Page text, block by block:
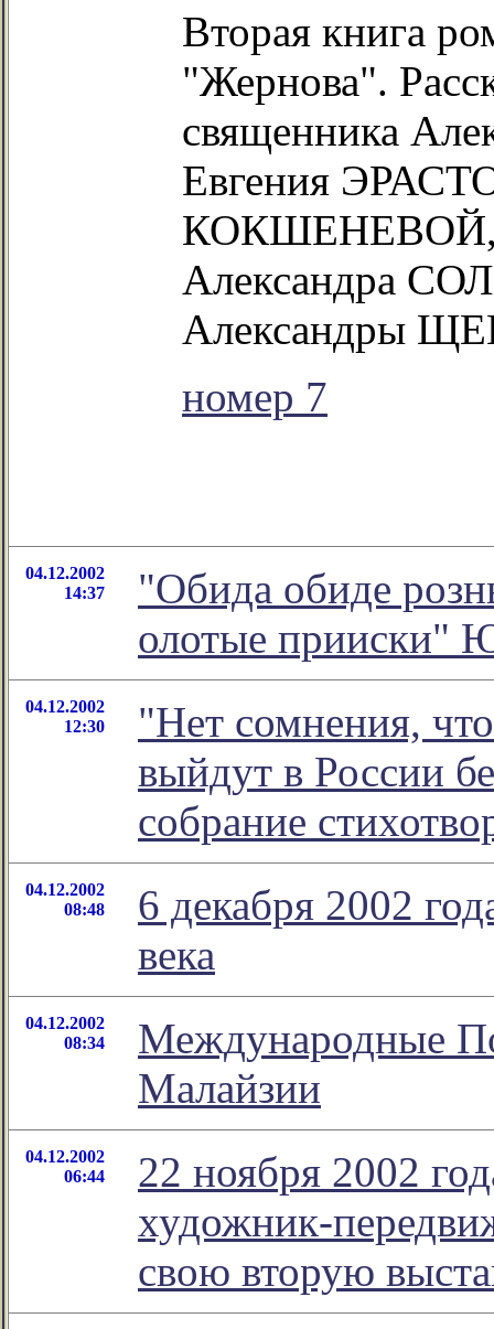
Вторая книга
"Жернова".
священника
Евгения
КОКШЕНЕВОЙ,
Александра
Александры
номер 7
04.12.2002
14:37
"Обида обиде
олотые прииски"
04.12.2002
12:30
"Нет сомнения,
выйдут в России
собрание
04.12.2002
08:48
6 декабря 2002
века
04.12.2002
08:34
Международные
Малайзии
04.12.2002
06:44
22 ноября 2002
художник-
свою вторую